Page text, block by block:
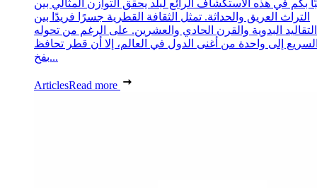
بكم في هذه الاستكشاف الرائع لبلد يحقق التوازن المثالي بين
التراث العريق والحداثة. تمثل الثقافة القطرية جسرًا فريدًا بين
التقاليد البدوية والقرن الحادي والعشرين. على الرغم من تحوله
إلى واحدة من أغنى الدول في العالم، إلا أن قطر تحافظ
بفخ...
ArticlesRead more